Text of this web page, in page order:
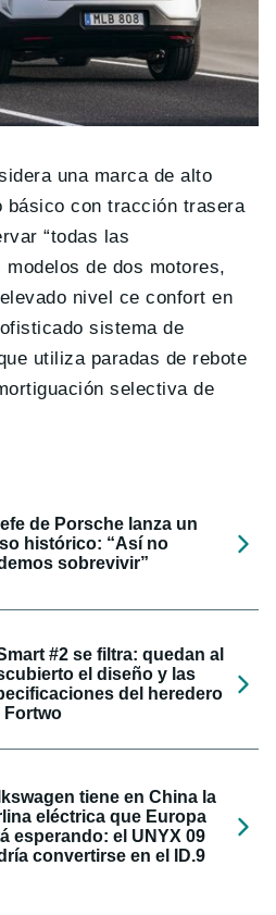
una marca de alto
básico con tracción trasera
“todas las
de dos motores,
nivel ce confort en
sistema de
utiliza paradas de rebote
selectiva de
de Porsche lanza un
histórico: “Así no
sobrevivir”
#2 se filtra: quedan al
el diseño y las
del heredero
Fortwo
tiene en China la
eléctrica que Europa
esperando: el UNYX 09
convertirse en el ID.9